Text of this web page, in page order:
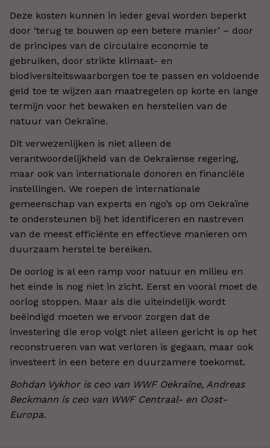
Deze kosten kunnen in ieder geval worden beperkt
door ‘terug te bouwen op een betere manier’ – door
de principes van de circulaire economie te
gebruiken, door strikte klimaat- en
biodiversiteitswaarborgen toe te passen en voldoende
geld toe te wijzen aan maatregelen op korte en lange
termijn voor het bewaken en herstellen van de
natuur van Oekraïne.
Dit verwezenlijken is niet alleen de
verantwoordelijkheid van de Oekraïense regering,
maar ook van internationale donoren en financiële
instellingen. We roepen de internationale
gemeenschap van experts en ngo’s op om Oekraïne
te ondersteunen bij het identificeren en nastreven
van de meest efficiënte en effectieve manieren om
duurzaam herstel te bereiken.
De oorlog is al een ramp voor natuur en milieu en
het einde is nog niet in zicht. Eerst en vooral moet de
oorlog stoppen. Maar als die uiteindelijk wordt
beëindigd moeten we ervoor zorgen dat de
investering die erop volgt niet alleen gericht is op het
reconstrueren van wat verloren is gegaan, maar ook
investeert in een betere en duurzamere toekomst.
Bohdan Vykhor is ceo van WWF Oekraïne, Andreas
Beckmann is ceo van WWF Centraal- en Oost-
Europa.